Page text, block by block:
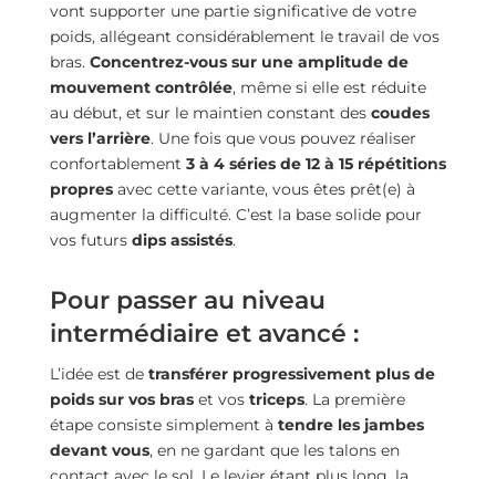
vont supporter une partie significative de votre
poids, allégeant considérablement le travail de vos
bras. Concentrez-vous sur une amplitude de
mouvement contrôlée, même si elle est réduite
au début, et sur le maintien constant des coudes
vers l’arrière. Une fois que vous pouvez réaliser
confortablement 3 à 4 séries de 12 à 15 répétitions
propresavec cette variante, vous êtes prêt(e) à
augmenter la difficulté. C’est la base solide pour
vos futurs dips assistés.
Pour passer au niveau
intermédiaire et avancé :
L’idée est de transférer progressivement plus de
poids sur vos braset vos triceps. La première
étape consiste simplement à tendre les jambes
devant vous, en ne gardant que les talons en